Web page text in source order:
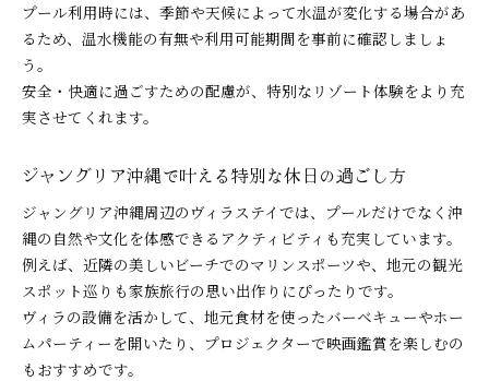
プール利用時には、季節や天候によって水温が変化する場合があ
るため、温水機能の有無や利用可能期間を事前に確認しましょ
う。
安全・快適に過ごすための配慮が、特別なリゾート体験をより充
実させてくれます。
ジャングリア沖縄で叶える特別な休日の過ごし方
ジャングリア沖縄周辺のヴィラステイでは、プールだけでなく沖
縄の自然や文化を体感できるアクティビティも充実しています。
例えば、近隣の美しいビーチでのマリンスポーツや、地元の観光
スポット巡りも家族旅行の思い出作りにぴったりです。
ヴィラの設備を活かして、地元食材を使ったバーベキューやホー
ムパーティーを開いたり、プロジェクターで映画鑑賞を楽しむの
もおすすめです。